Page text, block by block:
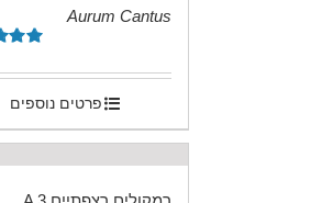
Aurum Cantus
מתוך 5
פרטים נוספים